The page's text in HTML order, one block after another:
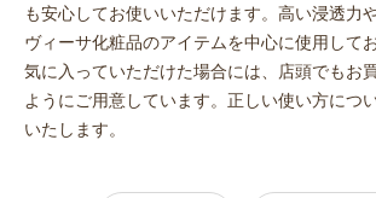
も安心してお使いいただけます。高い浸透力
ヴィーサ化粧品のアイテムを中心に使用して
気に入っていただけた場合には、店頭でもお
ようにご用意しています。正しい使い方につ
いたします。